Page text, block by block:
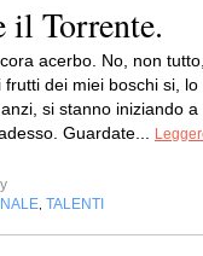
il Torrente.
acerbo. No, non
frutti dei miei boschi si, lo
si stanno iniziando a
Guardate...
TALENTI